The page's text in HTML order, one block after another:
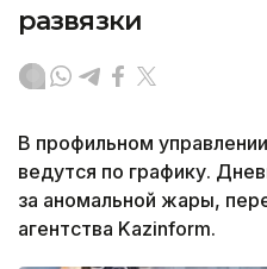
развязки
В профильном
ведутся по графику.
за аномальной жары,
агентства Kazinform.